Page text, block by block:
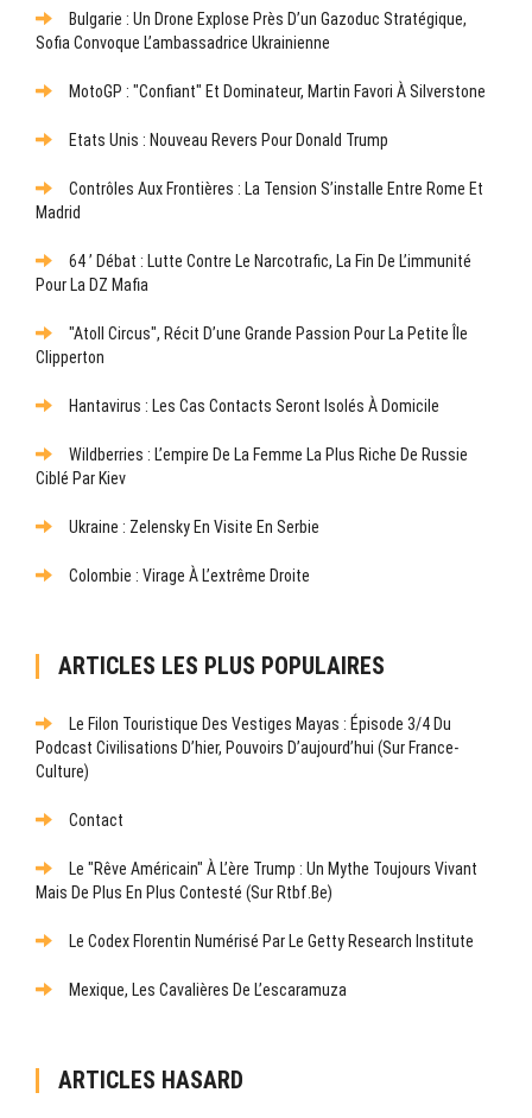
Bulgarie : Un Drone Explose Près D’un Gazoduc Stratégique,
Sofia Convoque L’ambassadrice Ukrainienne
MotoGP : "Confiant" Et Dominateur, Martin Favori À Silverstone
Etats Unis : Nouveau Revers Pour Donald Trump
Contrôles Aux Frontières : La Tension S’installe Entre Rome Et
Madrid
64 ’ Débat : Lutte Contre Le Narcotrafic, La Fin De L’immunité
Pour La DZ Mafia
"Atoll Circus", Récit D’une Grande Passion Pour La Petite Île
Clipperton
Hantavirus : Les Cas Contacts Seront Isolés À Domicile
Wildberries : L’empire De La Femme La Plus Riche De Russie
Ciblé Par Kiev
Ukraine : Zelensky En Visite En Serbie
Colombie : Virage À L’extrême Droite
ARTICLES LES PLUS POPULAIRES
Le Filon Touristique Des Vestiges Mayas : Épisode 3/4 Du
Podcast Civilisations D’hier, Pouvoirs D’aujourd’hui (sur France-
Culture)
Contact
Le "rêve Américain" À L’ère Trump : Un Mythe Toujours Vivant
Mais De Plus En Plus Contesté (sur Rtbf.be)
Le Codex Florentin Numérisé Par Le Getty Research Institute
Mexique, Les Cavalières De L’escaramuza
ARTICLES HASARD